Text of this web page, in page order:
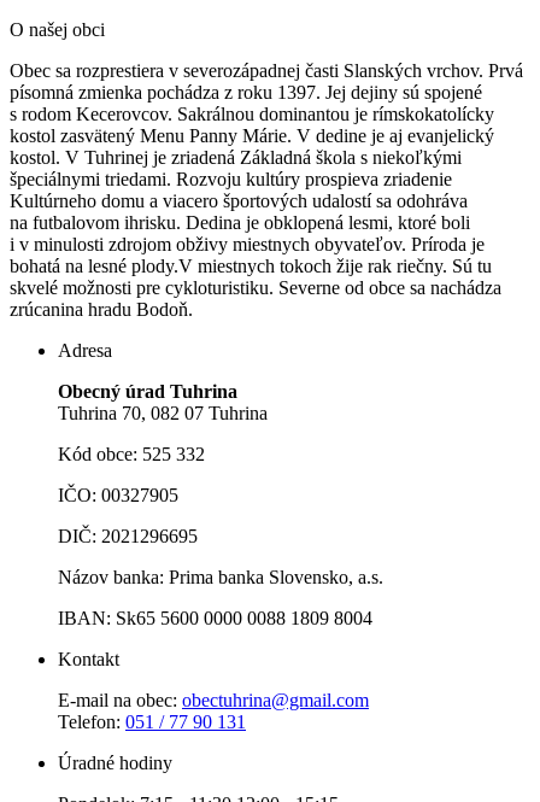
O našej obci
Obec sa rozprestiera v severozápadnej časti Slanských vrchov. Prvá
písomná zmienka pochádza z roku 1397. Jej dejiny sú spojené
s rodom Kecerovcov. Sakrálnou dominantou je rímskokatolícky
kostol zasvätený Menu Panny Márie. V dedine je aj evanjelický
kostol. V Tuhrinej je zriadená Základná škola s niekoľkými
špeciálnymi triedami. Rozvoju kultúry prospieva zriadenie
Kultúrneho domu a viacero športových udalostí sa odohráva
na futbalovom ihrisku. Dedina je obklopená lesmi, ktoré boli
i v minulosti zdrojom obživy miestnych obyvateľov. Príroda je
bohatá na lesné plody.V miestnych tokoch žije rak riečny. Sú tu
skvelé možnosti pre cykloturistiku. Severne od obce sa nachádza
zrúcanina hradu Bodoň.
Adresa
Obecný úrad Tuhrina
Tuhrina 70, 082 07 Tuhrina
Kód obce: 525 332
IČO: 00327905
DIČ: 2021296695
Názov banka: Prima banka Slovensko, a.s.
IBAN: Sk65 5600 0000 0088 1809 8004
Kontakt
E-mail na obec: obectuhrina@gmail.com
Telefon: 051 / 77 90 131
Úradné hodiny